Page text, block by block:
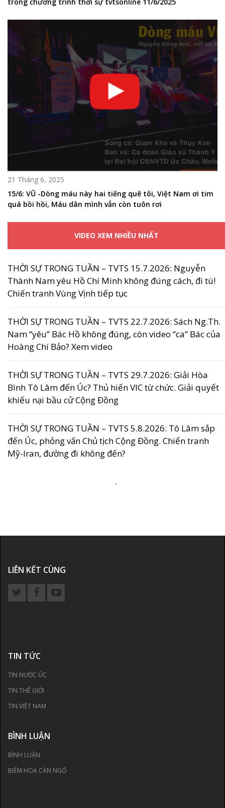
21 Tháng 6, 2025
15/6: VŨ -Dòng máu này hai tiếng quê tôi, Việt Nam ơi tim
quá bồi hồi, Máu dân mình vẫn còn tuôn rơi
VIDEO XEM NHIỀU NHẤT
THỜI SỰ TRONG TUẦN – TVTS 15.7.2026: Nguyễn
Thành Nam yêu Hồ Chí Minh không đúng cách, đi tù!
Chiến tranh Vùng Vịnh tiếp tục
THỜI SỰ TRONG TUẦN – TVTS 22.7.2026: Sách Ng.Th.
Nam “yêu” Bác Hồ không đúng, còn video “ca” Bác của
Hoàng Chí Bảo? Xem video
THỜI SỰ TRONG TUẦN – TVTS 29.7.2026: Giải Hòa
Bình Tô Lâm đến Úc? Thủ hiến VIC từ chức. Giải quyết
khiếu nại bầu cử Cộng Đồng
THỜI SỰ TRONG TUẦN – TVTS 5.8.2026: Tô Lâm sắp
đến Úc, phỏng vấn Chủ tịch Cộng Đồng. Chiến tranh
Mỹ-Iran, đường đi không đến?
.
LIÊN KẾT CÙNG
TIN TỨC
TIN NƯỚC ÚC
TIN THẾ GIỚI
TIN VIỆT NAM
BÌNH LUẬN
BÌNH LUẬN
BIẾM HOẠ CÁN NGỐ